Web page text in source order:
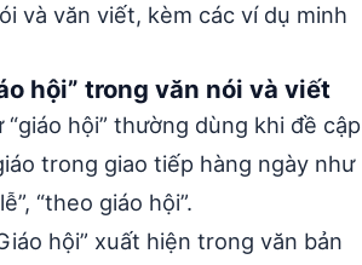
và văn viết, kèm các ví dụ minh
hội” trong văn nói và viết
“giáo hội” thường dùng khi đề cập
trong giao tiếp hàng ngày như
“theo giáo hội”.
hội” xuất hiện trong văn bản